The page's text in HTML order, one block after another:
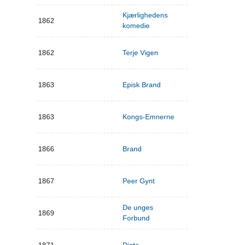
1862
Kjærlighedens
komedie
1862 Terje Vigen
1863 Episk Brand
1863 Kongs-Emnerne
1866 Brand
1867 Peer Gynt
1869
De unges
Forbund